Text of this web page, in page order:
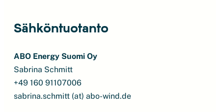
Sähköntuotanto
ABO Energy Suomi Oy
Sabrina Schmitt
+49 160 91107006
sabrina.schmitt (at) abo-wind.de